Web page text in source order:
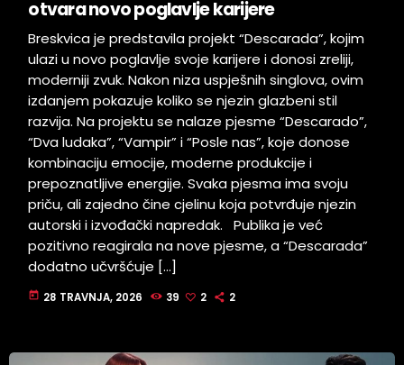
otvara novo poglavlje karijere
Breskvica je predstavila projekt “Descarada”, kojim
ulazi u novo poglavlje svoje karijere i donosi zreliji,
moderniji zvuk. Nakon niza uspješnih singlova, ovim
izdanjem pokazuje koliko se njezin glazbeni stil
razvija. Na projektu se nalaze pjesme “Descarado”,
“Dva ludaka”, “Vampir” i “Posle nas”, koje donose
kombinaciju emocije, moderne produkcije i
prepoznatljive energije. Svaka pjesma ima svoju
priču, ali zajedno čine cjelinu koja potvrđuje njezin
autorski i izvođački napredak. Publika je već
pozitivno reagirala na nove pjesme, a “Descarada”
dodatno učvršćuje […]
today 28 TRAVNJA, 2026 39 2 2